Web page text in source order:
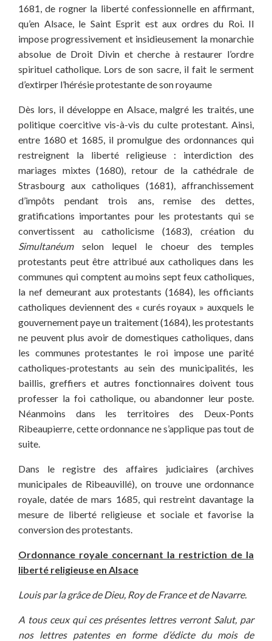
1681, de rogner la liberté confessionnelle en affirmant,
qu’en Alsace, le Saint Esprit est aux ordres du Roi. Il
impose progressivement et insidieusement la monarchie
absolue de Droit Divin et cherche à restaurer l’ordre
spirituel catholique. Lors de son sacre, il fait le serment
d’extirper l’hérésie protestante de son royaume
Dès lors, il développe en Alsace, malgré les traités, une
politique coercitive vis-à-vis du culte protestant. Ainsi,
entre 1680 et 1685, il promulgue des ordonnances qui
restreignent la liberté religieuse : interdiction des
mariages mixtes (1680), retour de la cathédrale de
Strasbourg aux catholiques (1681), affranchissement
d’impôts pendant trois ans, remise des dettes,
gratifications importantes pour les protestants qui se
convertissent au catholicisme (1683), création du
Simultanéumselon lequel le choeur des temples
protestants peut être attribué aux catholiques dans les
communes qui comptent au moins sept feux catholiques,
la nef demeurant aux protestants (1684), les officiants
catholiques deviennent des « curés royaux » auxquels le
gouvernement paye un traitement (1684), les protestants
ne peuvent plus avoir de domestiques catholiques, dans
les communes protestantes le roi impose une parité
catholiques-protestants au sein des municipalités, les
baillis, greffiers et autres fonctionnaires doivent tous
professer la foi catholique, ou abandonner leur poste.
Néanmoins dans les territoires des Deux-Ponts
Ribeaupierre, cette ordonnance ne s’applique pas tout de
suite.
Dans le registre des affaires judiciaires (archives
municipales de Ribeauvillé), on trouve une ordonnance
royale, datée de mars 1685, qui restreint davantage la
mesure de liberté religieuse et sociale et favorise la
conversion des protestants.
Ordonnance royale concernant la restriction de la
liberté religieuse en Alsace
Louis par la grâce de Dieu, Roy de France et de Navarre.
A tous ceux qui ces présentes lettres verront Salut, par
nos lettres patentes en forme d’édicte du mois de